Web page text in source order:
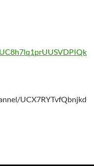
UCX7RYTvfQbnjkd